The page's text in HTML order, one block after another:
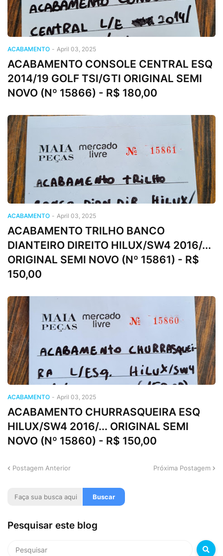
ACABAMENTO - April 03, 2025
ACABAMENTO CONSOLE CENTRAL ESQ
2014/19 GOLF TSI/GTI ORIGINAL SEMI
NOVO (Nº 15866) - R$ 180,00
ACABAMENTO - April 03, 2025
ACABAMENTO TRILHO BANCO
DIANTEIRO DIREITO HILUX/SW4 2016/...
ORIGINAL SEMI NOVO (Nº 15861) - R$
150,00
ACABAMENTO - April 03, 2025
ACABAMENTO CHURRASQUEIRA ESQ
HILUX/SW4 2016/... ORIGINAL SEMI
NOVO (Nº 15860) - R$ 150,00
Postagem Anterior Próxima Postagem
Pesquisar este blog